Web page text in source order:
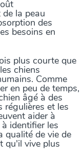
la peau
des
besoins en
plus courte que
chiens
Comme
en peu de temps,
âgé à des
régulières et les
aider à
identifier les
qualité de vie de
qu'il vive plus